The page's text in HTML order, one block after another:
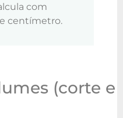
com
centímetro.
(corte e